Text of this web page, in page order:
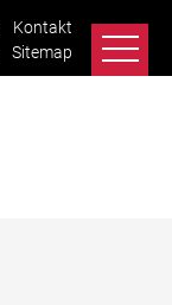
Kontakt
Sitemap